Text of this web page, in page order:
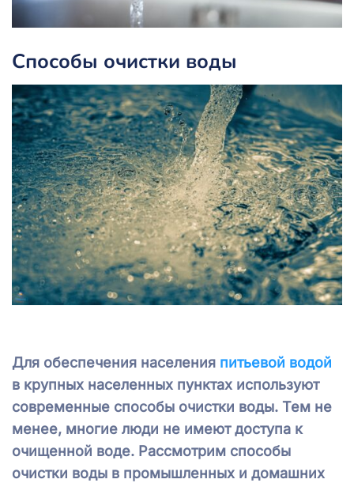
Способы очистки воды
Для обеспечения населения питьевой водой
в крупных населенных пунктах используют
современные способы очистки воды. Тем не
менее, многие люди не имеют доступа к
очищенной воде. Рассмотрим способы
очистки воды в промышленных и домашних